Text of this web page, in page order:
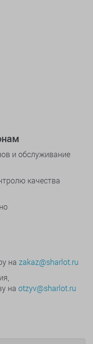
и обслуживание
качества
на zakaz@sharlot.ru
на otzyv@sharlot.ru